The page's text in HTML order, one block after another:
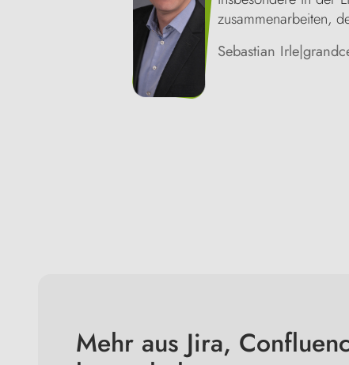
zusammenarbeiten,
Sebastian Irle|
Mehr aus Jira,